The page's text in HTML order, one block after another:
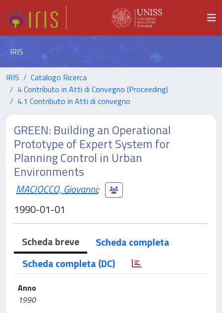
IRIS
IRIS
Catalogo Ricerca
4 Contributo in Atti di Convegno (Proceeding)
4.1 Contributo in Atti di convegno
GREEN: Building an Operational
Prototype of Expert System for
Planning Control in Urban
Environments
MACIOCCO, Giovanni;
1990-01-01
Scheda breve
Scheda completa
Scheda completa (DC)
Anno
1990